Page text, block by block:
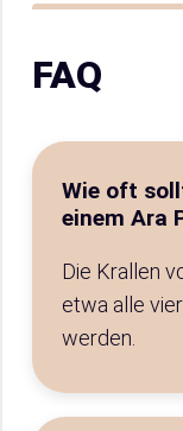
FAQ
Wie oft
einem Ara
Die Krallen
etwa alle
werden.